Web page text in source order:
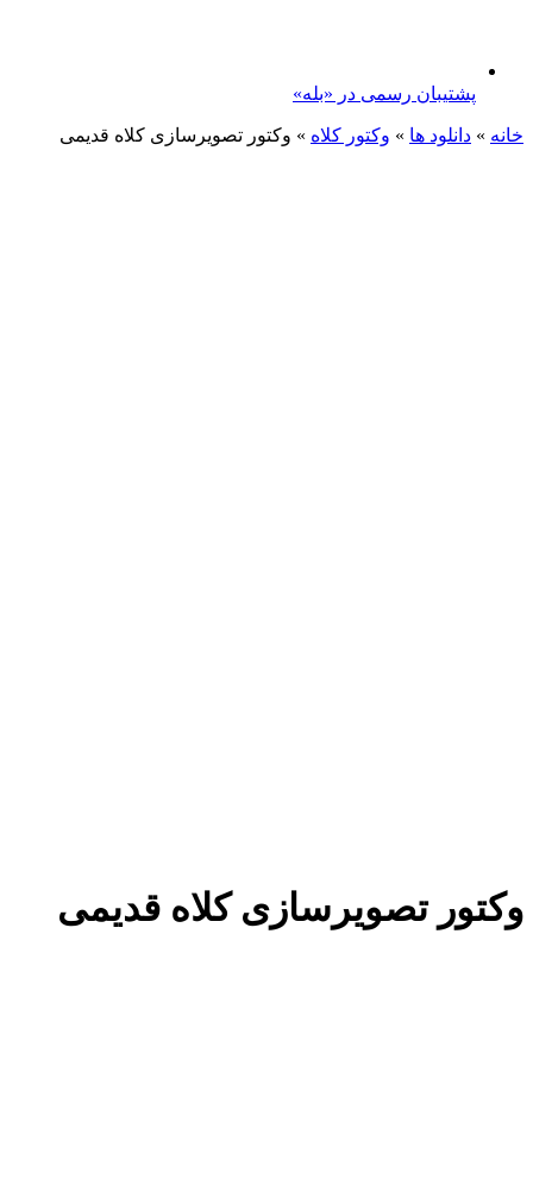
پشتیبان رسمی در «بله»
خانه » دانلود ها » وکتور کلاه » وکتور تصویرسازی کلاه قدیمی
وکتور تصویرسازی کلاه قدیمی